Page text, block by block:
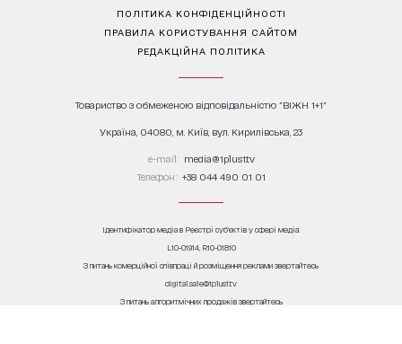
ПОЛІТИКА КОНФІДЕНЦІЙНОСТІ
ПРАВИЛА КОРИСТУВАННЯ САЙТОМ
РЕДАКЦІЙНА ПОЛІТИКА
Товариство з обмеженою відповідальністю "ВІЖН 1+1"
Україна, 04080, м. Київ, вул. Кирилівська, 23
е-mail: media@1plus1.tv
Телефон: +38 044 490 01 01
Ідентифікатор медіа в Реєстрі суб’єктів у сфері медіа:
L10-01914, R10-01810
З питань комерційної співпраці й розміщення реклами звертайтесь
digital.sale@1plus1.tv
З питань алгоритмічних продажів звертайтесь